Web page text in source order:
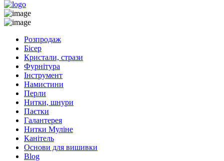
Розпродаж
Бісер
Кристали, стрази
Фурнітура
Інструмент
Намистини
Перли
Нитки, шнури
Паєтки
Галантерея
Нитки Муліне
Канітель
Основи для вишивки
Blog